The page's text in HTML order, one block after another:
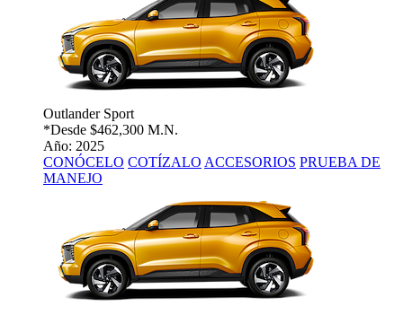
Outlander Sport
*Desde $462,300 M.N.
Año: 2025
CONÓCELO COTÍZALO ACCESORIOS PRUEBA DE
MANEJO